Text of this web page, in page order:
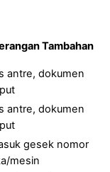
Tambahan
antre, dokumen
antre, dokumen
gesek nomor
mesin